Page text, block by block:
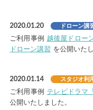
2020.01.20 ドローン講
ご利用事例
越後屋ドロー
ドローン講習 を公開いた
2020.01.14 スタジオ利
ご利用事例 テレビドラマ
公開いたしました。